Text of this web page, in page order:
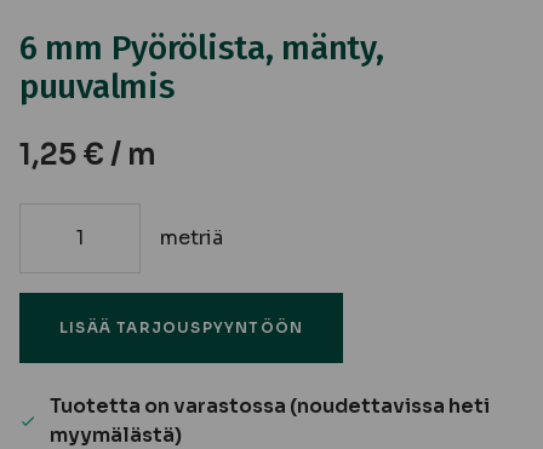
6 mm Pyörölista, mänty,
puuvalmis
1,25 € / m
mänty,
puuvalmis
määrä
metriä
LISÄÄ TARJOUSPYYNTÖÖN
Tuotetta on varastossa (noudettavissa heti
myymälästä)